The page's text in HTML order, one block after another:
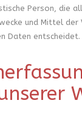
Person, die
und Mittel der
Daten entscheidet.